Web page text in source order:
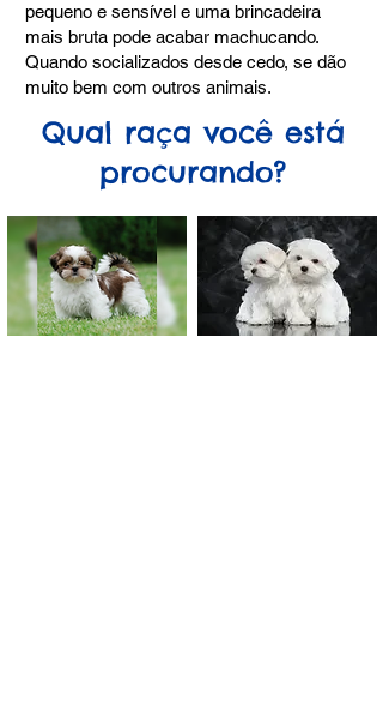
pequeno e sensível e uma brincadeira
mais bruta pode acabar machucando.
Quando socializados desde cedo, se dão
muito bem com outros animais.
Qual raça você está
procurando?